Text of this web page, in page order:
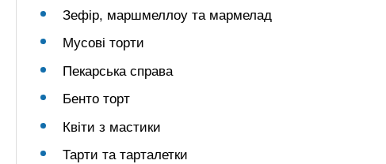
Зефір, маршмеллоу та мармелад
Мусові торти
Пекарська справа
Бенто торт
Квіти з мастики
Тарти та тарталетки